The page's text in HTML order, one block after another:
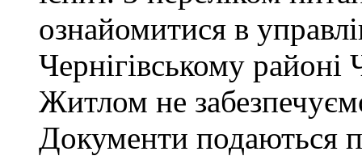
ознайомитися в
Чернігівському районі
Житлом не
Документи подаються